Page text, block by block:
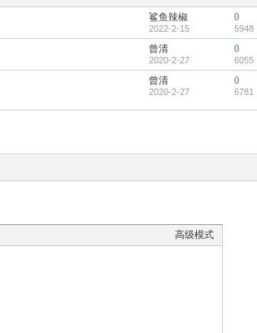
鲨鱼辣椒
2022-2-15
0
5948
曾清
2020-2-27
0
6055
曾清
2020-2-27
0
6781
高级模式